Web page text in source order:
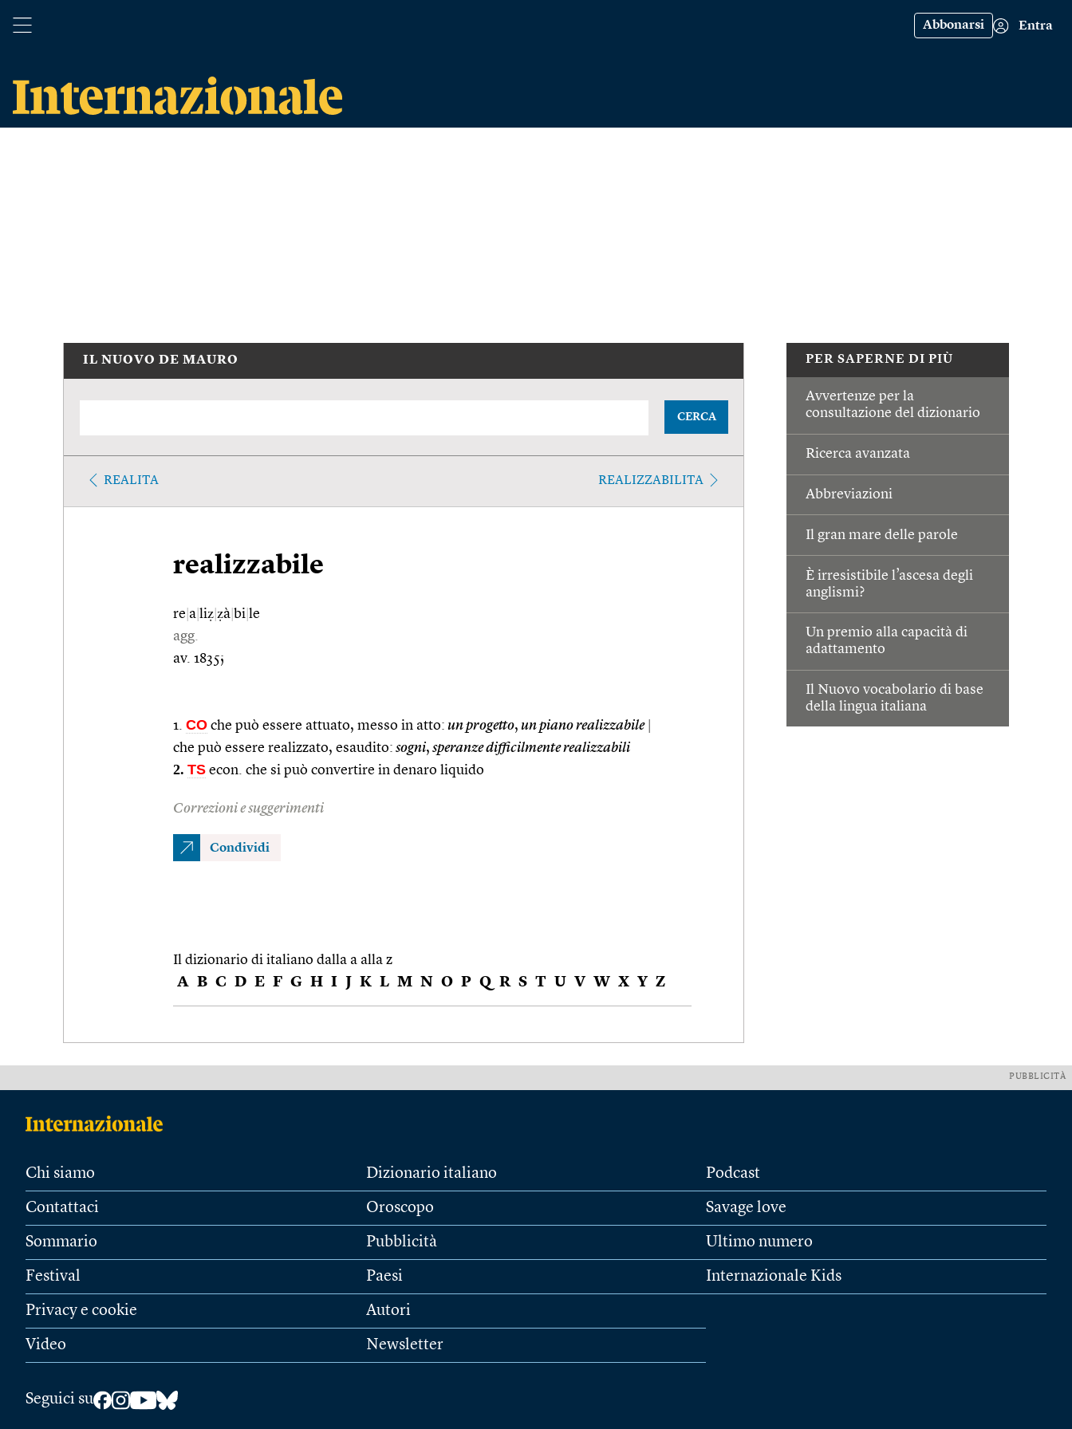
Abbonarsi Entra
PER SAPERNE DI PIÙ
Avvertenze per la
consultazione del dizionario
Ricerca avanzata
Abbreviazioni
Il gran mare delle parole
È irresistibile l’ascesa degli
anglismi?
Un premio alla capacità di
adattamento
Il Nuovo vocabolario di base
della lingua italiana
IL NUOVO DE MAURO
CERCA
REALITA REALIZZABILITA
realizzabile
re a liẓ ẓà bi le
agg.
av. 1835;
1. CO che può essere attuato, messo in atto: un progetto, un piano realizzabile
che può essere realizzato, esaudito: sogni, speranze difficilmente realizzabili
2. TS econ. che si può convertire in denaro liquido
Correzioni e suggerimenti
Condividi
Il dizionario di italiano dalla a alla z
A B C D E F G H I J K L M N O P Q R S T U V W X Y Z
PUBBLICITÀ
Chi siamo
Contattaci
Sommario
Festival
Privacy e cookie
Video
Dizionario italiano
Oroscopo
Pubblicità
Paesi
Autori
Newsletter
Podcast
Savage love
Ultimo numero
Internazionale Kids
Seguici su